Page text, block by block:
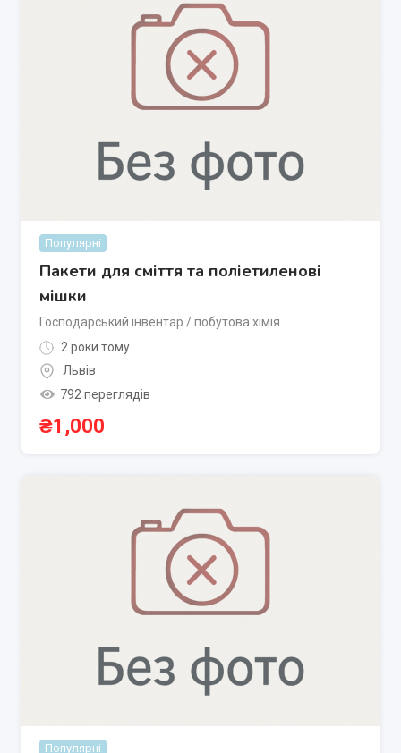
Популярні
Пакети для сміття та поліетиленові
мішки
Господарський інвентар / побутова хімія
2 роки тому
Львів
792 переглядів
₴1,000
Популярні